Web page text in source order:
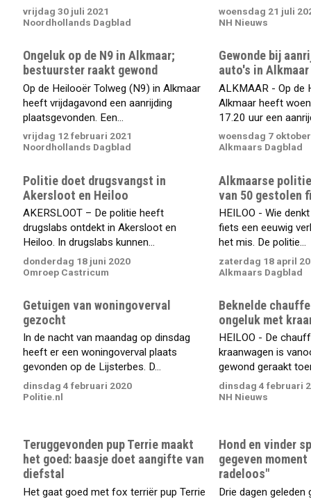
vrijdag 30 juli 2021
Noordhollands Dagblad
woensdag 21 juli
NH Nieuws
Ongeluk op de N9 in Alkmaar;
bestuurster raakt gewond
Op de Heilooër Tolweg (N9) in Alkmaar
heeft vrijdagavond een aanrijding
plaatsgevonden. Een...
vrijdag 12 februari 2021
Noordhollands Dagblad
Gewonde bij
auto's in Alkmaar
ALKMAAR - Op de
Alkmaar heeft
17.20 uur een
woensdag 7
Alkmaars Dagblad
Politie doet drugsvangst in
Akersloot en Heiloo
AKERSLOOT – De politie heeft
drugslabs ontdekt in Akersloot en
Heiloo. In drugslabs kunnen...
donderdag 18 juni 2020
Omroep Castricum
Alkmaarse
van 50 gestolen
HEILOO - Wie
fiets een eeuwig
het mis. De politie...
zaterdag 18 april
Alkmaars Dagblad
Getuigen van woningoverval
gezocht
In de nacht van maandag op dinsdag
heeft er een woningoverval plaats
gevonden op de Lijsterbes. D...
dinsdag 4 februari 2020
Politie.nl
Beknelde
ongeluk met
HEILOO - De
kraanwagen is
gewond geraakt
dinsdag 4 februari
NH Nieuws
Teruggevonden pup Terrie maakt
het goed: baasje doet aangifte van
diefstal
Het gaat goed met fox terriër pup Terrie
Hond en vinder
gegeven
radeloos"
Drie dagen geleden